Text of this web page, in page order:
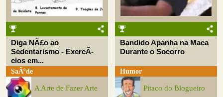
Diga NÃ£o ao
Sedentarismo - ExercÃ­
cios em...
SaÃºde
A Arte de Fazer Arte
Bandido Apanha na Maca
Durante o Socorro
Humor
Pitaco do Blogueiro